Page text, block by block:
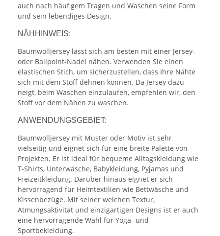
auch nach häufigem Tragen und Waschen seine Form
und sein lebendiges Design.
NÄHHINWEIS:
Baumwolljersey lässt sich am besten mit einer Jersey-
oder Ballpoint-Nadel nähen. Verwenden Sie einen
elastischen Stich, um sicherzustellen, dass Ihre Nähte
sich mit dem Stoff dehnen können. Da Jersey dazu
neigt, beim Waschen einzulaufen, empfehlen wir, den
Stoff vor dem Nähen zu waschen.
ANWENDUNGSGEBIET:
Baumwolljersey mit Muster oder Motiv ist sehr
vielseitig und eignet sich für eine breite Palette von
Projekten. Er ist ideal für bequeme Alltagskleidung wie
T-Shirts, Unterwäsche, Babykleidung, Pyjamas und
Freizeitkleidung. Darüber hinaus eignet er sich
hervorragend für Heimtextilien wie Bettwäsche und
Kissenbezüge. Mit seiner weichen Textur,
Atmungsaktivität und einzigartigen Designs ist er auch
eine hervorragende Wahl für Yoga- und
Sportbekleidung.